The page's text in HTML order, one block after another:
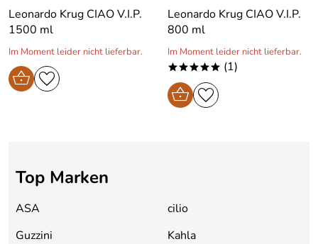
Leonardo Krug CIAO V.I.P.
1500 ml
Im Moment leider nicht lieferbar.
Leonardo Krug CIAO V.I.P.
800 ml
Im Moment leider nicht lieferbar.
***** (1)
Top Marken
ASA
cilio
Guzzini
Kahla